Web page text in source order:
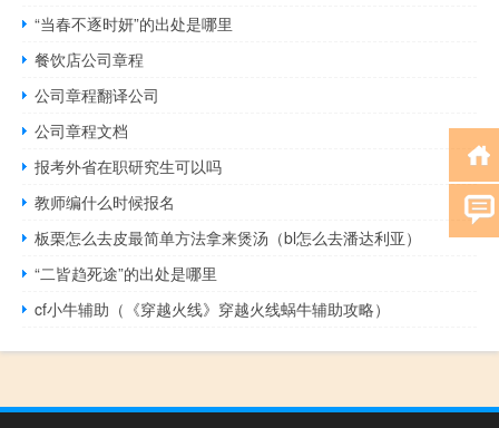
“当春不逐时妍”的出处是哪里
餐饮店公司章程
公司章程翻译公司
公司章程文档
报考外省在职研究生可以吗
教师编什么时候报名
板栗怎么去皮最简单方法拿来煲汤（bl怎么去潘达利亚）
“二皆趋死途”的出处是哪里
cf小牛辅助（《穿越火线》穿越火线蜗牛辅助攻略）